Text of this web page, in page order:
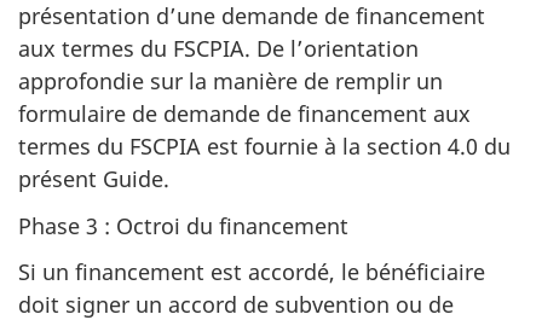
présentation d’une demande de financement
aux termes du FSCPIA. De l’orientation
approfondie sur la manière de remplir un
formulaire de demande de financement aux
termes du FSCPIA est fournie à la section 4.0 du
présent Guide.
Phase 3 : Octroi du financement
Si un financement est accordé, le bénéficiaire
doit signer un accord de subvention ou de